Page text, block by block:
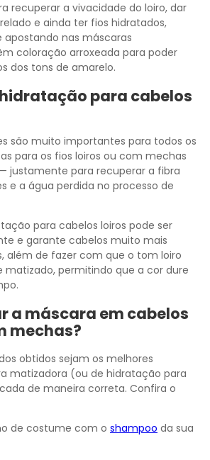
recuperar a vivacidade do loiro, dar
e ainda ter fios hidratados,
apostando nas máscaras
coloração arroxeada para poder
dos tons de amarelo.
para cabelos
são muito importantes para todos os
para os fios loiros ou com mechas
justamente para recuperar a fibra
e a água perdida no processo de
para cabelos loiros pode ser
e garante cabelos muito mais
além de fazer com que o tom loiro
matizado, permitindo que a cor dure
a máscara em cabelos
mechas?
obtidos sejam os melhores
matizadora (ou de hidratação para
de maneira correta. Confira o
de costume com o shampoo da sua